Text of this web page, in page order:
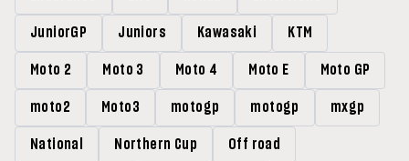
JuniorGP Juniors Kawasaki KTM
Moto 2 Moto 3 Moto 4 Moto E Moto GP
moto2 Moto3 motogp motogp mxgp
National Northern Cup Off road